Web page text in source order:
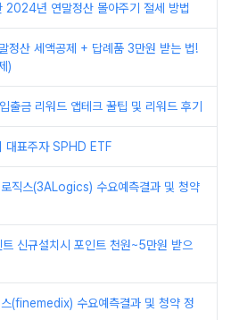
2024년 연말정산 몰아주기 절세 방법
정산 세액공제 + 답례품 3만원 받는 법!
)
출금 리워드 앱테크 꿀팁 및 리워드 후기
대표주자 SPHD ETF
직스(3ALogics) 수요예측결과 및 청약
트 신규설치시 포인트 천원~5만원 받으
(finemedix) 수요예측결과 및 청약 정